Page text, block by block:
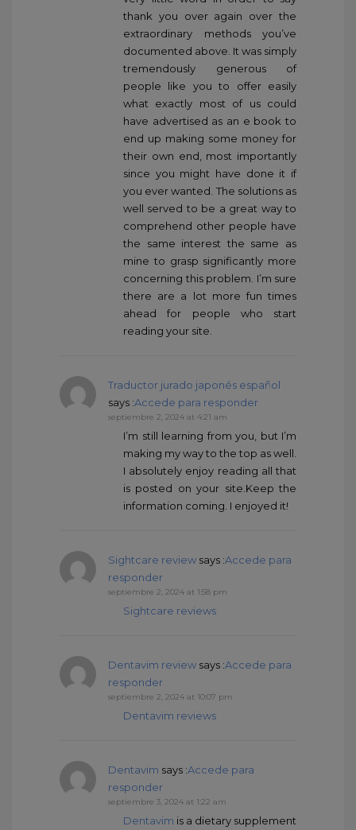
thank you over again over the
extraordinary methods you’ve
documented above. It was simply
tremendously generous of
people like you to offer easily
what exactly most of us could
have advertised as an e book to
end up making some money for
their own end, most importantly
since you might have done it if
you ever wanted. The solutions as
well served to be a great way to
comprehend other people have
the same interest the same as
mine to grasp significantly more
concerning this problem. I’m sure
there are a lot more fun times
ahead for people who start
reading your site.
Traductor jurado japonés español
says :Accede para responder
septiembre 2, 2024 at 4:21 am
I’m still learning from you, but I’m
making my way to the top as well.
I absolutely enjoy reading all that
is posted on your site.Keep the
information coming. I enjoyed it!
Sightcare review says :Accede para
responder
septiembre 2, 2024 at 1:58 pm
Sightcare reviews
Dentavim review says :Accede para
responder
septiembre 2, 2024 at 10:07 pm
Dentavim reviews
Dentavim says :Accede para
responder
septiembre 3, 2024 at 1:22 am
Dentavim is a dietary supplement